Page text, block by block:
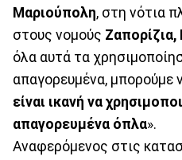
Μαριούπολη, στη νότια
στους νομούς
όλα αυτά τα
απαγορευμένα, μπορούμε
είναι ικανή να
απαγορευμένα όπλα».
Αναφερόμενος στις